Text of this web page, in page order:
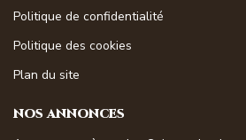
Politique de confidentialité
Politique des cookies
Plan du site
NOS ANNONCES